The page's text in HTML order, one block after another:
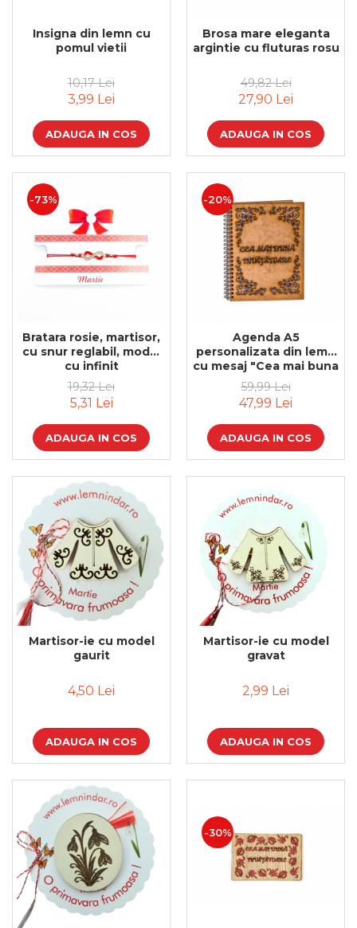
Insigna din lemn cu
pomul vietii
10,17 Lei
3,99 Lei
ADAUGA IN COS
Brosa mare eleganta
argintie cu fluturas rosu
49,82 Lei
27,90 Lei
ADAUGA IN COS
-73%
Bratara rosie, martisor,
cu snur reglabil, model
cu infinit
19,32 Lei
5,31 Lei
ADAUGA IN COS
-20%
Agenda A5
personalizata din lemn
cu mesaj "Cea mai buna
invatatoare"
59,99 Lei
47,99 Lei
ADAUGA IN COS
Martisor-ie cu model
gaurit
4,50 Lei
ADAUGA IN COS
Martisor-ie cu model
gravat
2,99 Lei
ADAUGA IN COS
-30%